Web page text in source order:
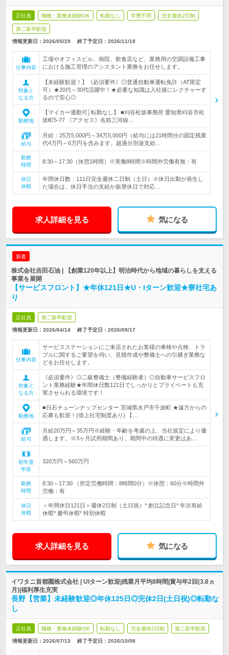
正社員 職種・業種未経験OK 転勤なし 学歴不問 完全週休2日制
第二新卒歓迎
情報更新日：2026/05/29 終了予定日： 2026/11/19
仕事内容
工場やオフィスビル、病院、飲食店など、業務用の空調設備工事
における施工管理のアシスタント業務をお任せします。
対象と
なる方
【未経験歓迎！】《必須要件》◎普通自動車運転免許（AT限定
可）★20代～30代活躍中！★必要な知識は入社後にレクチャーす
るので安心◎
勤務地
【マイカー通勤可│転勤なし】 ■刈谷松坂事務所 愛知県刈谷市松
坂町5-77 《アクセス》名鉄三河線…
給与
月給：25万5,000円～34万5,000円（給与には21時間分の固定残業
代4万円～6万円を含みます。超過分別途支給…
勤務
時間
8:30～17:30（休憩1時間）※実働8時間※時間外労働有無：有
休日
休暇
年間休日数：111日完全週休二日制（土日）※休日出勤が発生し
た場合は、休日手当の支給か振替休日で対応…
求人詳細を見る 気になる
新着
株式会社吉田石油 | 【創業120年以上】明治時代から地域の暮らしを支える
事業を展開
【サービスフロント】★年休121日★U・Iターン歓迎★寮社宅あ
り
正社員 第二新卒歓迎
情報更新日：2026/04/14 終了予定日： 2026/09/17
仕事内容
サービスステーションにご来店されたお客様の車検や点検、トラ
ブルに関するご要望を伺い、見積作成や整備士への引継ぎ業務な
どをお任せします。
対象と
なる方
《必須要件》◎二級整備士（整備経験者）◎自動車サービスフロ
ント業務経験★年間休日数121日でしっかりとプライベートも充
実させられる環境です！
勤務地
■日石チューンナップセンター 茨城県水戸市千波町 ★遠方からの
応募も歓迎！(借上社宅制度あり) 【…
給与
月給20万円～35万円※経験・年齢を考慮の上、当社規定により優
遇します。※3ヶ月試用期間あり。期間中の待遇に変更はあ…
初年度
年収
320万円～560万円
勤務
時間
8:30～17:30 （所定労働時間：8時間0分）※休憩：60分※時間外
労働：有
休日
休暇
＜年間休日121日＞週休2日制（土日祝）* 創立記念日* 年次有給
休暇* 慶弔休暇* 特別休暇
求人詳細を見る 気になる
イワタニ首都圏株式会社 | UIターン歓迎|残業月平均8時間|賞与年2回(3.8ヵ
月)|福利厚生充実
長野【営業】未経験歓迎◎年休125日◎完休2日(土日祝)◎転勤な
し
正社員 職種・業種未経験OK 転勤なし 完全週休2日制 第二新卒歓迎
情報更新日：2026/07/13 終了予定日： 2026/10/08